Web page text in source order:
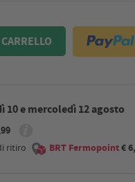
10 e mercoledì 12 agosto
ritiro BRT Fermopoint€